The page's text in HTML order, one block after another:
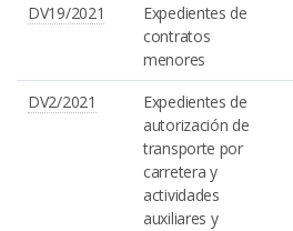
DV19/2021
Expedientes de
contratos
menores
DV2/2021
Expedientes de
autorización de
transporte por
carretera y
actividades
auxiliares y